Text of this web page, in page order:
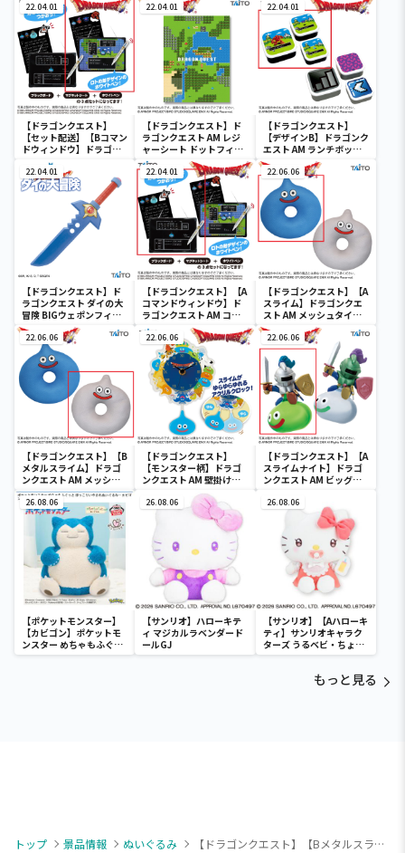
22.04.01
【ドラゴンクエスト】
【セット配送】【Bコマン
ドウィンドウ】ドラゴン
クエスト AM コマンドウ
ィンドウ ブラックボード
22.04.01
【ドラゴンクエスト】ド
ラゴンクエスト AM レジ
ャーシート ドットフィー
ルド
22.04.01
【ドラゴンクエスト】
【デザインB】ドラゴンク
エスト AM ランチボック
ス ドットフィールド
22.04.01
【ドラゴンクエスト】ド
ラゴンクエスト ダイの大
冒険 BIGウェポンフィギ
ュアコレクション ～パプ
ニカのナイフ～
22.04.01
【ドラゴンクエスト】【A
コマンドウィンドウ】ド
ラゴンクエスト AM コマ
ンドウィンドウ ブラック
ボード
22.06.06
【ドラゴンクエスト】【A
スライム】ドラゴンクエ
スト AM メッシュタイプ
円座クッション スライム
＆メタルスライム
22.06.06
【ドラゴンクエスト】【B
メタルスライム】ドラゴ
ンクエスト AM メッシュ
タイプ円座クッション ス
ライム＆メタルスライム
22.06.06
【ドラゴンクエスト】
【モンスター柄】ドラゴ
ンクエスト AM 壁掛け時
計 ～モンスターがいっぱ
い！編～
22.06.06
【ドラゴンクエスト】【A
スライムナイト】ドラゴ
ンクエスト AM ビッグク
ナイト＆メタルライダー
26.08.06
【ポケットモンスター】
【カビゴン】ポケットモ
ンスター めちゃもふぐっ
と ほっこりいやされぬい
26.08.06
【サンリオ】ハローキテ
ィ マジカルラベンダード
ールGJ
26.08.06
【サンリオ】【Aハローキ
ティ】サンリオキャラク
ターズ うるベビ・ちょい
デカドール
もっと見る
トップ 景品情報 ぬいぐるみ
【ドラゴンクエスト】【Bメタルスライム】ドラゴンクエスト AM メガサイズぬいぐるみ スライム＆メタルスライム